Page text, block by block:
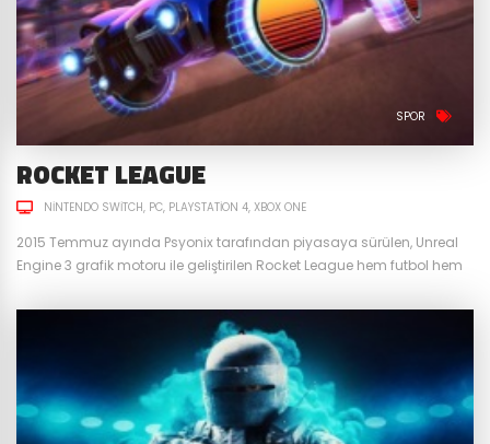
SPOR
ROCKET LEAGUE
NINTENDO SWITCH PC PLAYSTATION 4 XBOX ONE
2015 Temmuz ayında Psyonix tarafından piyasaya sürülen, Unreal
Engine 3 grafik motoru ile geliştirilen Rocket League hem futbol hem
arabalarla futbol oynama mantığına dayanır. Üstün fizik motoru
sayesinde arabaların roket yardımı ile uçabilmesi, oyunculara
hayal dahi edemeyecekleri golleri atabilmelerini sağlıyor. Psyonix’in
geçtiğimiz günlerde Epic Games...